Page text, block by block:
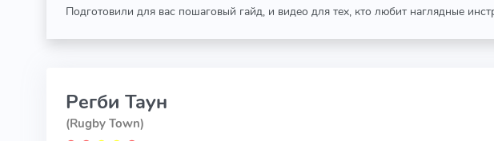
Подготовили для вас пошаговый гайд, и видео для тех, кто любит наглядные
Регби Таун
(Rugby Town)